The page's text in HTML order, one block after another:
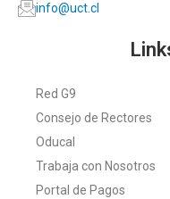
info@uct.cl
Red G9
Consejo de Rectores
Oducal
Trabaja con Nosotros
Portal de Pagos